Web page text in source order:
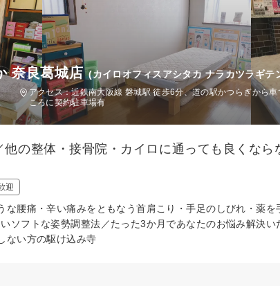
奈良葛城店 (カイロオフィスアシタカ ナラカツラギテ
アクセス：近鉄南大阪線 磐城駅 徒歩6分、道の駅かつらぎから
ころに契約駐車場有
の整体・接骨院・カイロに通っても良くな
迎
な腰痛・辛い痛みをともなう首肩こり・手足のしびれ・薬
ソフトな姿勢調整法／たった3か月であなたのお悩み解決
ない方の駆け込み寺